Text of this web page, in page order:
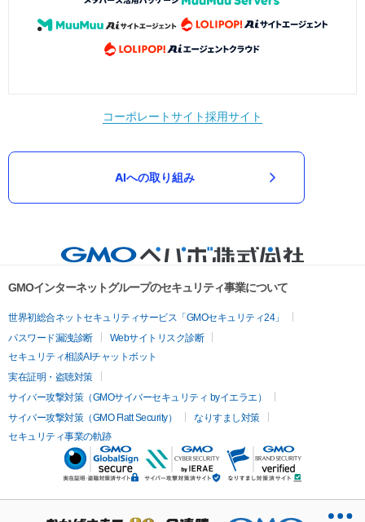
コーポレートサイト採用サイト
AIへの取り組み
GMOインターネットグループのセキュリティ事業について
世界初総合ネットセキュリティサービス「GMOセキュリティ24」
パスワード漏洩診断
Webサイトリスク診断
セキュリティ相談AIチャットボット
実在証明・盗聴対策
サイバー攻撃対策（GMOサイバーセキュリティ byイエラエ）
サイバー攻撃対策（GMO Flatt Security）
なりすまし対策
セキュリティ事業の軌跡